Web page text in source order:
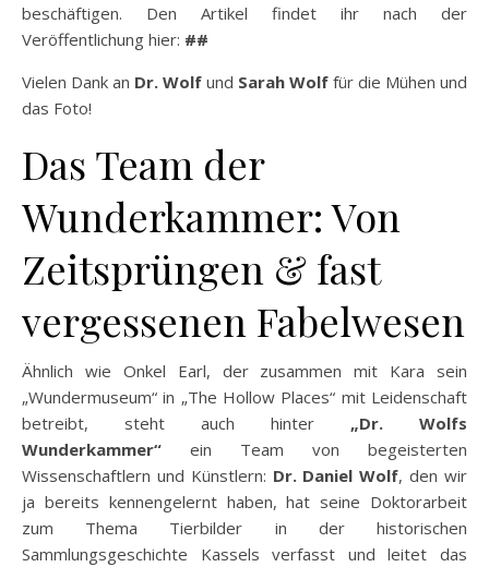
beschäftigen. Den Artikel findet ihr nach der
Veröffentlichung hier: ##
Vielen Dank an Dr. Wolf und Sarah Wolf für die Mühen und
das Foto!
Das Team der
Wunderkammer: Von
Zeitsprüngen & fast
vergessenen Fabelwesen
Ähnlich wie Onkel Earl, der zusammen mit Kara sein
„Wundermuseum“ in „The Hollow Places“ mit Leidenschaft
betreibt, steht auch hinter „Dr. Wolfs
Wunderkammer“ ein Team von begeisterten
Wissenschaftlern und Künstlern: Dr. Daniel Wolf, den wir
ja bereits kennengelernt haben, hat seine Doktorarbeit
zum Thema Tierbilder in der historischen
Sammlungsgeschichte Kassels verfasst und leitet das